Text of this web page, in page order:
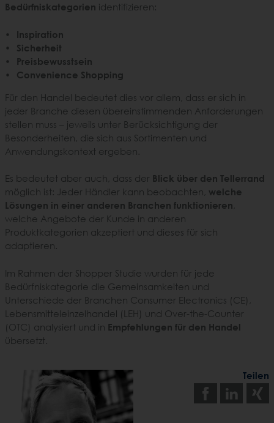
Bedürfniskategorien identifizieren:
Inspiration
Sicherheit
Preisbewusstsein
Convenience Shopping
Für den Handel bedeutet dies vor allem, dass er sich in
jeder Branche diesen übereinstimmenden Anforderungen
stellen muss – jeweils unter Berücksichtigung der
Besonderheiten, die sich aus Sortimenten und
Anwendungskontext ergeben.
Es bedeutet aber auch, dass der Blick über den Tellerrand
möglich ist: Jeder Händler kann beobachten, welche
Lösungen in einer anderen Branchen funktionieren
welche Angebote der Kunde in anderen
Produktkategorien akzeptiert und dieses für sich
adaptieren.
Im Rahmen der Shopper Studie wurden für jede
Bedürfniskategorie die Gemeinsamkeiten und
Unterschiede der Branchen Consumer Electronics (CE),
Lebensmitteleinzelhandel (LEH) und Over-the-Counter
(OTC) analysiert und in Empfehlungen für den Handel
übersetzt.
Teilen
Auf
Auf